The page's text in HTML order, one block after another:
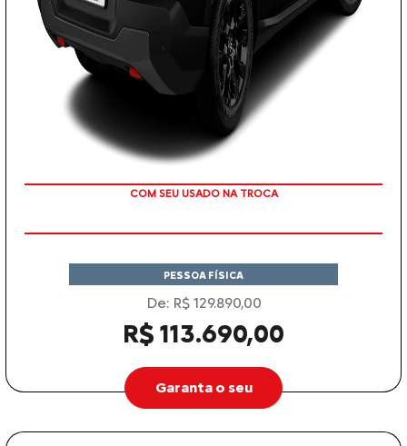
TAXA ZERO
PESSOA FÍSICA
De: R$ 129.890,00
R$ 113.690,00
Garanta o seu